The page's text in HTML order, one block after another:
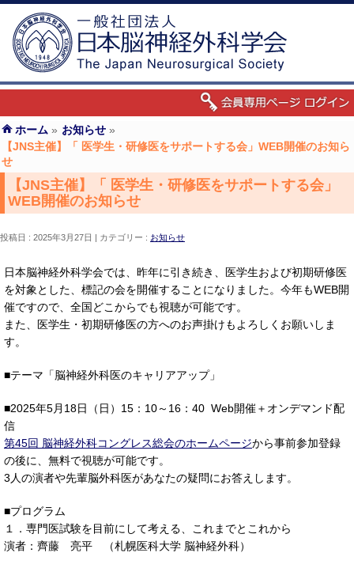
ホーム » お知らせ »
【JNS主催】「 医学生・研修医をサポートする会」WEB開催のお知ら
せ
【JNS主催】「 医学生・研修医をサポートする会」
WEB開催のお知らせ
投稿日 : 2025年3月27日 カテゴリー : お知らせ
日本脳神経外科学会では、昨年に引き続き、医学生および初期研修医
を対象とした、標記の会を開催することになりました。今年もWEB開
催ですので、全国どこからでも視聴が可能です。
また、医学生・初期研修医の方へのお声掛けもよろしくお願いしま
す。
■テーマ「脳神経外科医のキャリアアップ」
■2025年5月18日（日）15：10～16：40 Web開催＋オンデマンド配
信
第45回 脳神経外科コングレス総会のホームページから事前参加登録
の後に、無料で視聴が可能です。
3人の演者や先輩脳外科医があなたの疑問にお答えします。
■プログラム
１．専門医試験を目前にして考える、これまでとこれから
演者：齊藤 亮平 （札幌医科大学 脳神経外科）